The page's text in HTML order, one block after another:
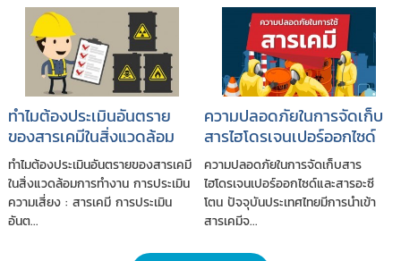
ทำไมต้องประเมินอันตราย
ของสารเคมีในสิ่งแวดล้อม
การทำงาน
ทำไมต้องประเมินอันตรายของสารเคมี
ในสิ่งแวดล้อมการทำงาน การประเมิน
ความเสี่ยง : สารเคมี การประเมิน
อันต...
ความปลอดภัยในการจัดเก็บ
สารไฮโดรเจนเปอร์ออกไซด์
และสารอะซีโตน
ความปลอดภัยในการจัดเก็บสาร
ไฮโดรเจนเปอร์ออกไซด์และสารอะซี
โตน ปัจจุบันประเทศไทยมีการนำเข้า
สารเคมีจ...